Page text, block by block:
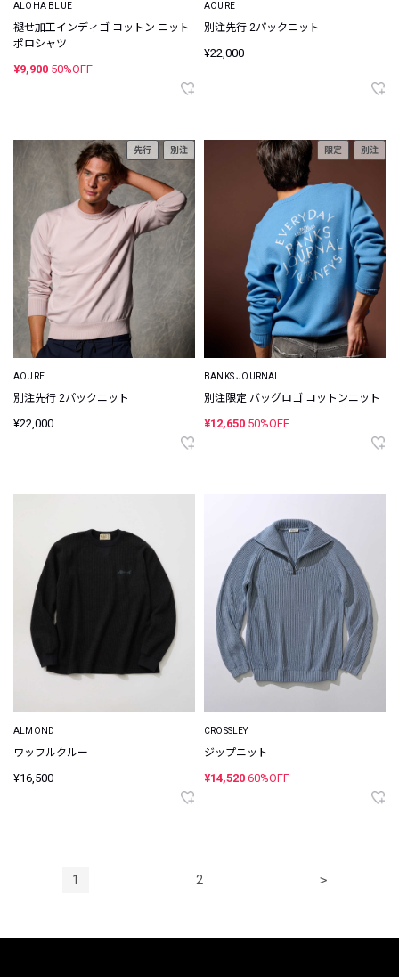
ALOHA BLUE
褪せ加工インディゴ コットン ニット
ポロシャツ
¥9,900 50%OFF
AOURE
別注先行 2パックニット
¥22,000
先行 別注
AOURE
別注先行 2パックニット
¥22,000
限定 別注
BANKS JOURNAL
別注限定 バッグロゴ コットンニット
¥12,650 50%OFF
ALMOND
ワッフルクルー
¥16,500
CROSSLEY
ジップニット
¥14,520 60%OFF
1 2 >